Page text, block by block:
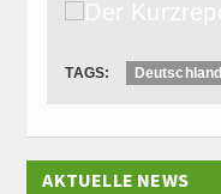
TAGS: Deutschland
AKTUELLE NEWS